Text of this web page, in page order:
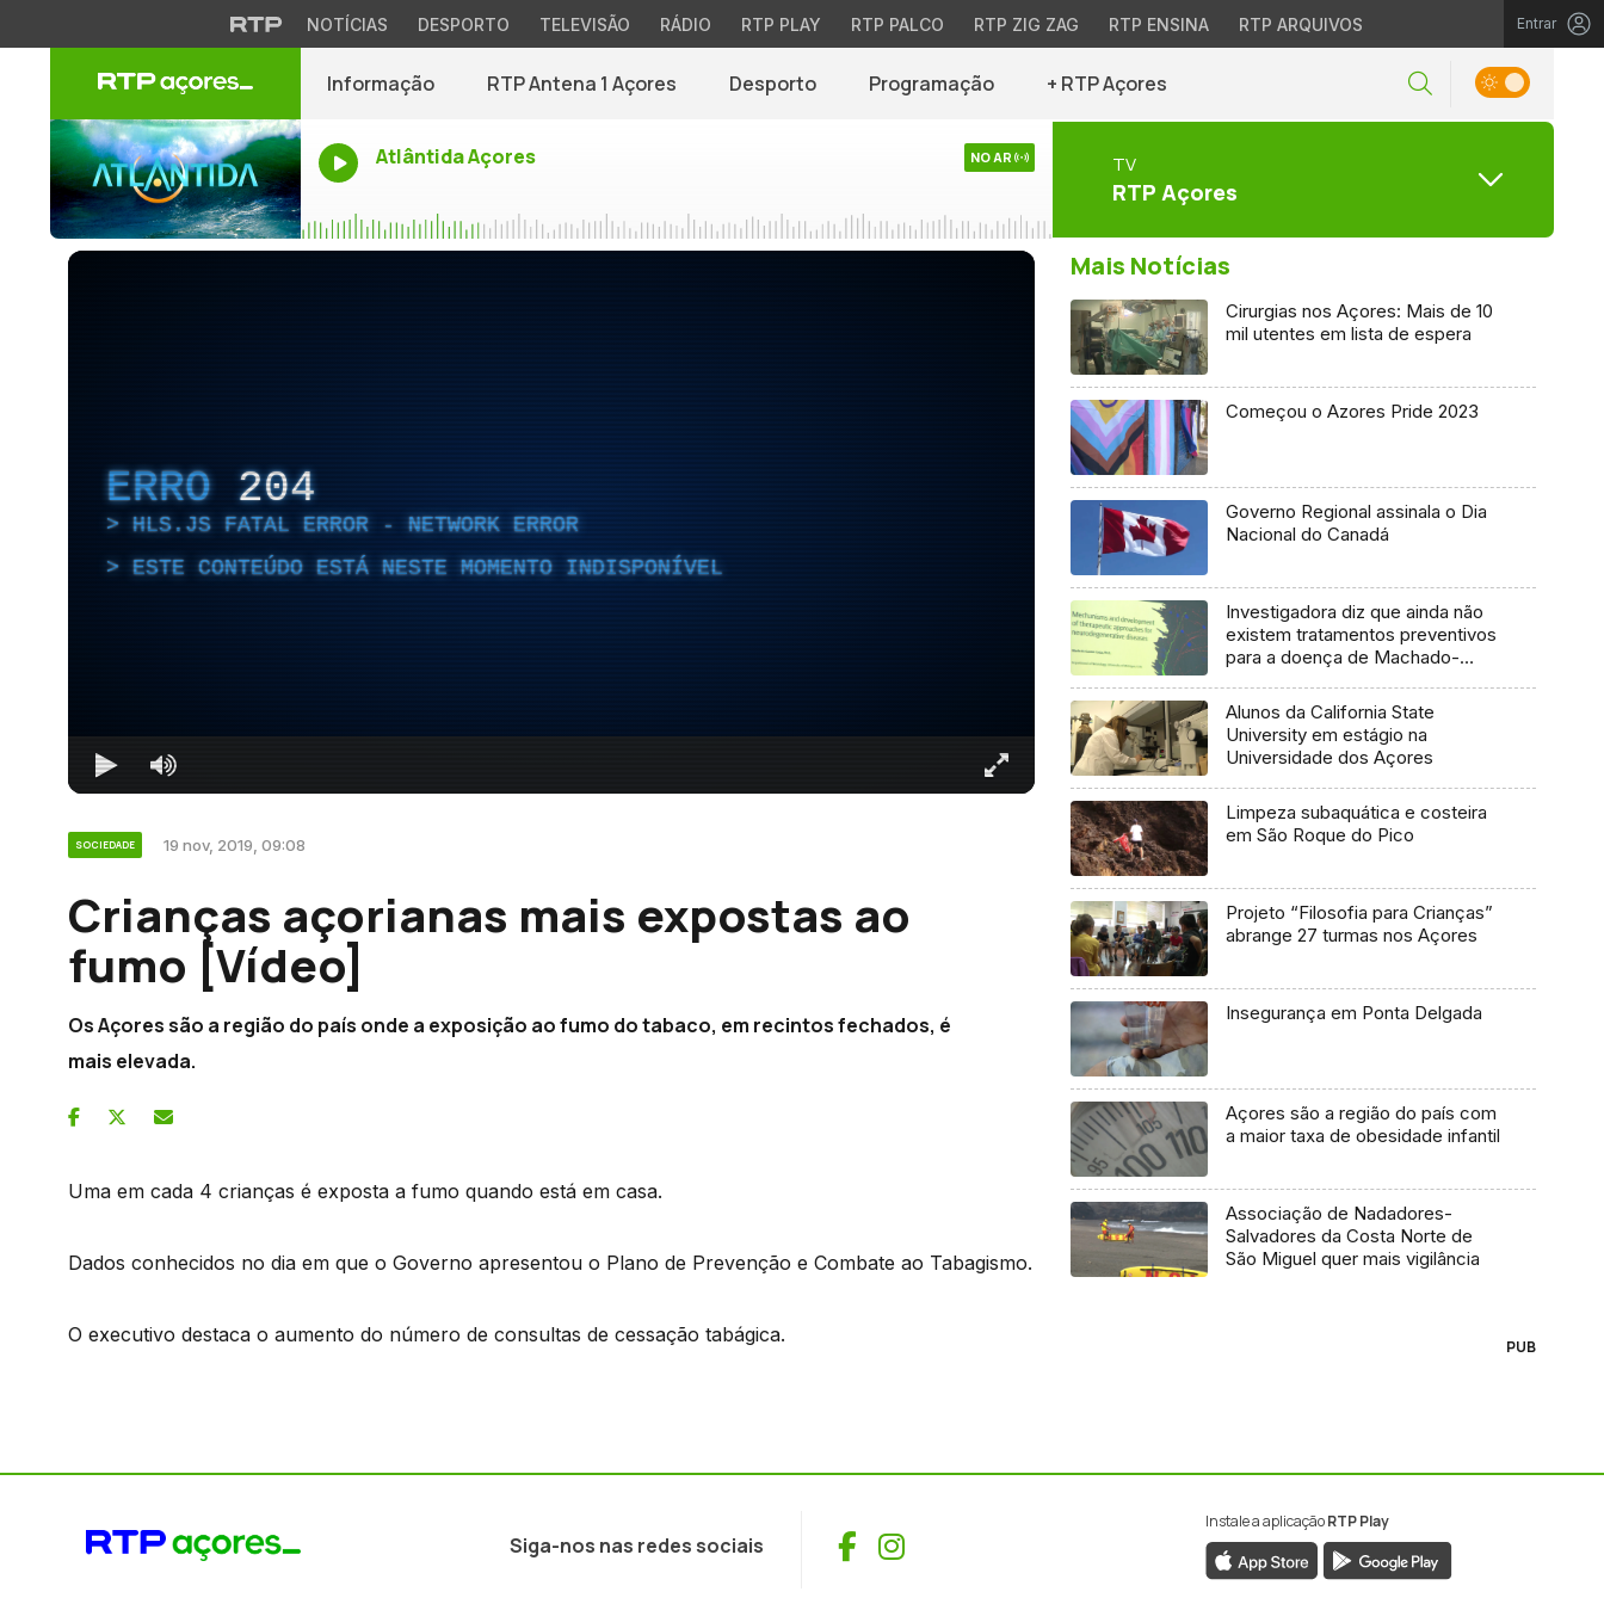
NOTÍCIAS DESPORTO TELEVISÃO RÁDIO RTP PLAY RTP PALCO RTP ZIG ZAG RTP ENSINA RTP ARQUIVOS Entrar
Informação RTP Antena 1 Açores Desporto Programação + RTP Açores
Atlântida Açores NO AR TV
RTP Açores
ERRO 204
HLS.JS FATAL ERROR - NETWORK ERROR
ESTE CONTEÚDO ESTÁ NESTE MOMENTO INDISPONÍVEL
SOCIEDADE 19 nov, 2019, 09:08
Crianças açorianas mais expostas ao
fumo [Vídeo]
Os Açores são a região do país onde a exposição ao fumo do tabaco, em recintos fechados, é
mais elevada.
Uma em cada 4 crianças é exposta a fumo quando está em casa.
Dados conhecidos no dia em que o Governo apresentou o Plano de Prevenção e Combate ao Tabagismo.
O executivo destaca o aumento do número de consultas de cessação tabágica.
Mais Notícias
Cirurgias nos Açores: Mais de 10
mil utentes em lista de espera
Começou o Azores Pride 2023
Governo Regional assinala o Dia
Nacional do Canadá
Investigadora diz que ainda não
existem tratamentos preventivos
para a doença de Machado-
Alunos da California State
University em estágio na
Universidade dos Açores
Limpeza subaquática e costeira
em São Roque do Pico
Projeto “Filosofia para Crianças”
abrange 27 turmas nos Açores
Insegurança em Ponta Delgada
Açores são a região do país com
a maior taxa de obesidade infantil
Associação de Nadadores-
Salvadores da Costa Norte de
São Miguel quer mais vigilância
PUB
Siga-nos nas redes sociais Facebook
Instagram
Instale a aplicaçãoRTP Play